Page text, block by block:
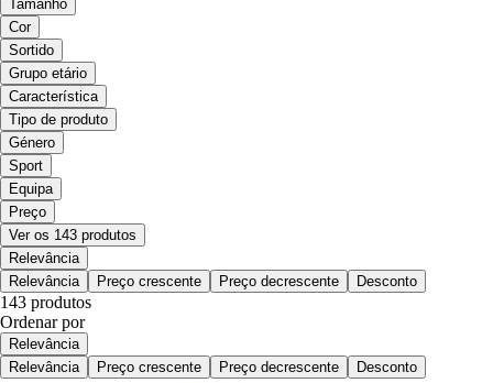
Tamanho
Cor
Sortido
Grupo etário
Característica
Tipo de produto
Género
Sport
Equipa
Preço
Ver os 143 produtos
Relevância
Relevância
Preço crescente Preço decrescente Desconto
143 produtos
Ordenar por
Relevância
Relevância
Preço crescente Preço decrescente Desconto